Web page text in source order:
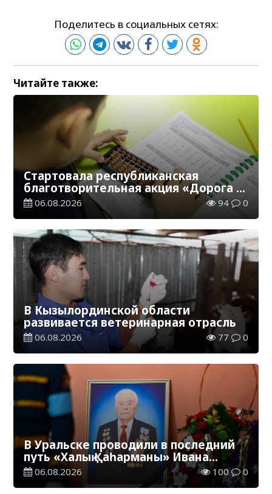
Поделитесь в социальных сетях:
Читайте также:
Стартовала республиканская
благотворительная акция «Дорога в
школу»
06.08.2026 94 0
В Кызылординской области
развивается ветеринарная отрасль
06.08.2026 77 0
В Уральске проводили в последний
путь «Халық Қаһарманы» Ивана
Степановича Гапича
06.08.2026 100 0